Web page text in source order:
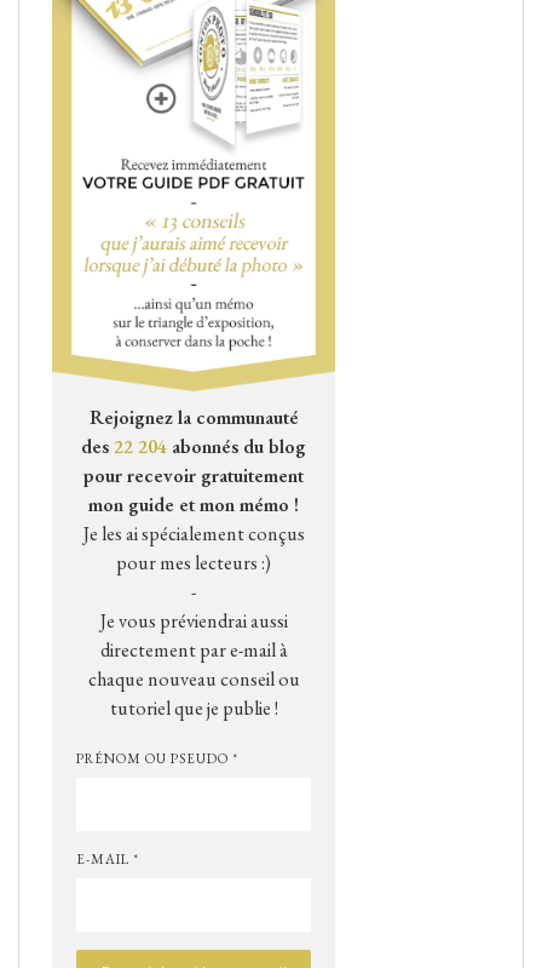
Rejoignez la communauté
des22 204 abonnés du blog
pour recevoir gratuitement
mon guide et mon mémo !
Je les ai spécialement conçus
pour mes lecteurs :)
-
Je vous préviendrai aussi
directement par e-mail à
chaque nouveau conseil ou
tutoriel que je publie !
PRÉNOM OU PSEUDO *
E-MAIL *